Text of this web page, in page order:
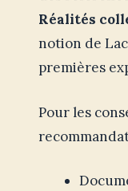
Réalités
notion de
premières
Pour les